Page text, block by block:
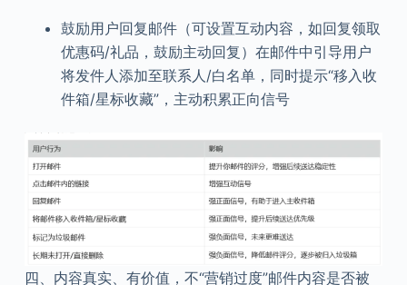
鼓励用户回复邮件（可设置互动内容，如回复领取
优惠码/礼品，鼓励主动回复）在邮件中引导用户
将发件人添加至联系人/白名单，同时提示“移入收
件箱/星标收藏”，主动积累正向信号
四、内容真实、有价值，不“营销过度”邮件内容是否被